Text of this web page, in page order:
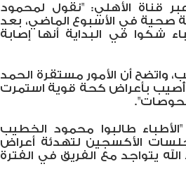
قناة الأهلي: "نقول لمحمود
صحية في الأسبوع الماضي، بعد
شكوا في البداية أنها إصابة
واتضح أن الأمور مستقرة الحمد
أٌصيب بأعراض كحة قوية استمرت
طالبوا محمود الخطيب
جلسات الأكسجين لتهدئة أعراض
يتواجد مع الفريق في الفترة